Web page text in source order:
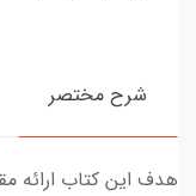
شرح مختصر
هدف این کتاب ارائه